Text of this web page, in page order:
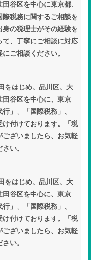
谷区を中心に東京都、
際税務に関するご相談を
の税理士がその経験を
、丁寧にご相談に対応
ご相談ください。
をはじめ、品川区、大
田谷区を中心に、東京
行」、「国際税務」、
け付けております。「税
ざいましたら、お気軽
い。
をはじめ、品川区、大
田谷区を中心に、東京
行」、「国際税務」、
け付けております。「税
ざいましたら、お気軽
い。